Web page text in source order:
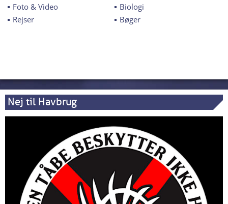
Foto & Video
Biologi
Rejser
Bøger
Nej til Havbrug